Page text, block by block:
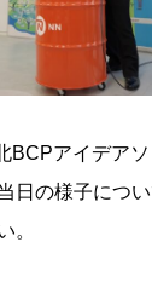
BCPアイデア
日の様子につ
。